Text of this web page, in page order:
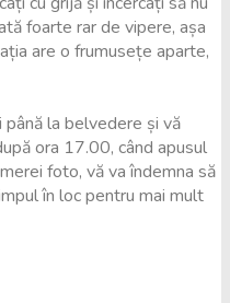
foarte rar de vipere, așa
are o frumusețe aparte,
la belvedere și vă
ora 17.00, când apusul
foto, vă va îndemna să
în loc pentru mai mult